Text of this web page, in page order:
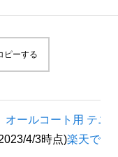
ピーする
ールコート用 テニ
4/3時点)楽天で購